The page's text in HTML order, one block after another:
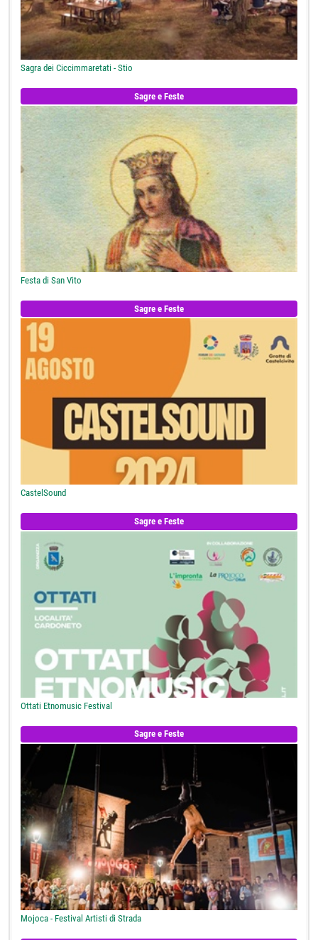
Sagra dei Ciccimmaretati - Stio
Sagre e Feste
Festa di San Vito
Sagre e Feste
CastelSound
Sagre e Feste
Ottati Etnomusic Festival
Sagre e Feste
Mojoca - Festival Artisti di Strada